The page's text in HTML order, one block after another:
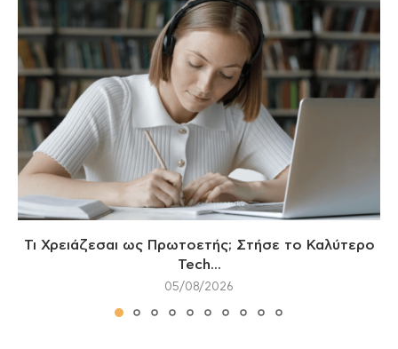
Τι Χρειάζεσαι ως Πρωτοετής; Στήσε το Καλύτερο
Tech...
05/08/2026